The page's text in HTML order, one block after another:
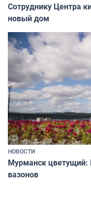
Сотруднику Центра
новый дом
НОВОСТИ
Мурманск цветущий:
вазонов